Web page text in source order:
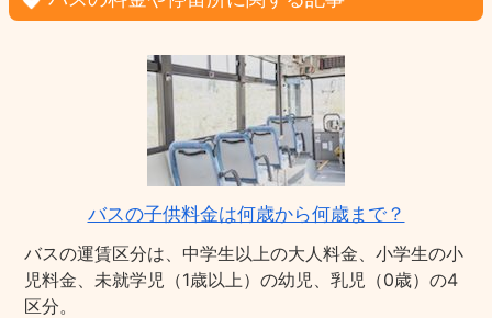
バスの子供料金は何歳から何歳まで？
バスの運賃区分は、中学生以上の大人料金、小学生の小
児料金、未就学児（1歳以上）の幼児、乳児（0歳）の4
区分。